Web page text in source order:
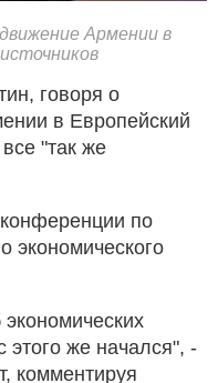
Армении в
говоря о
в Европейский
"так же
по
экономического
этого же начался", -
комментируя